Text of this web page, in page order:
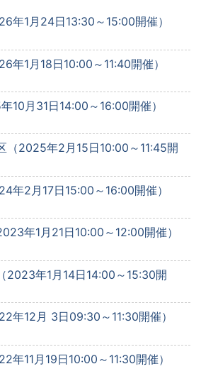
年1月24日13:30～15:00開催）
年1月18日10:00～11:40開催）
10月31日14:00～16:00開催）
（2025年2月15日10:00～11:45開
年2月17日15:00～16:00開催）
年1月21日10:00～12:00開催）
2023年1月14日14:00～15:30開
年12月 3日09:30～11:30開催）
年11月19日10:00～11:30開催）